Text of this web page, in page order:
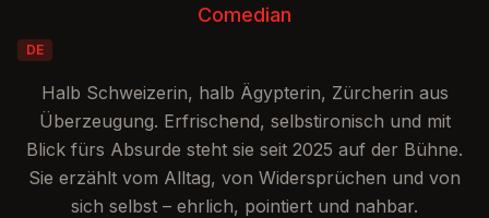
Comedian
DE
Halb Schweizerin, halb Ägypterin, Zürcherin aus
Überzeugung. Erfrischend, selbstironisch und mit
Blick fürs Absurde steht sie seit 2025 auf der Bühne.
Sie erzählt vom Alltag, von Widersprüchen und von
sich selbst – ehrlich, pointiert und nahbar.